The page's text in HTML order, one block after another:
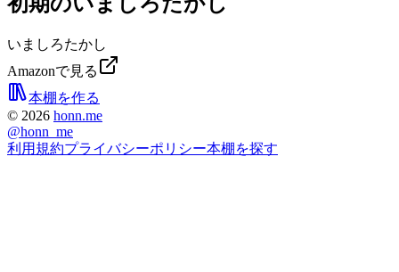
いましろたかし
Amazonで見る
本棚を作る
© 2026 honn.me
@honn_me
利用規約プライバシーポリシー本棚を探す